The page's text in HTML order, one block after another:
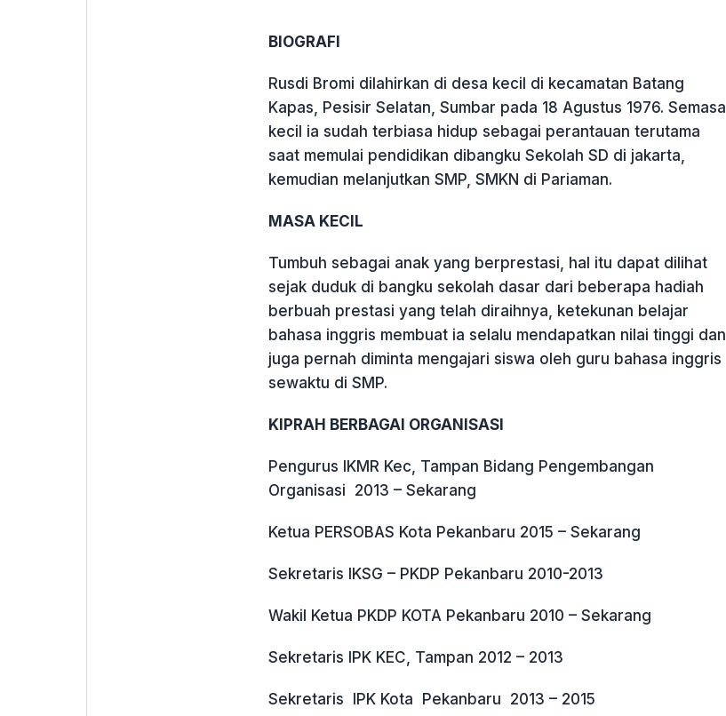
BIOGRAFI
Rusdi Bromi dilahirkan di desa kecil di kecamatan Batang
Kapas, Pesisir Selatan, Sumbar pada 18 Agustus 1976. Semasa
kecil ia sudah terbiasa hidup sebagai perantauan terutama
saat memulai pendidikan dibangku Sekolah SD di jakarta,
kemudian melanjutkan SMP, SMKN di Pariaman.
MASA KECIL
Tumbuh sebagai anak yang berprestasi, hal itu dapat dilihat
sejak duduk di bangku sekolah dasar dari beberapa hadiah
berbuah prestasi yang telah diraihnya, ketekunan belajar
bahasa inggris membuat ia selalu mendapatkan nilai tinggi dan
juga pernah diminta mengajari siswa oleh guru bahasa inggris
sewaktu di SMP.
KIPRAH BERBAGAI ORGANISASI
Pengurus IKMR Kec, Tampan Bidang Pengembangan
Organisasi 2013 – Sekarang
Ketua PERSOBAS Kota Pekanbaru 2015 – Sekarang
Sekretaris IKSG – PKDP Pekanbaru 2010-2013
Wakil Ketua PKDP KOTA Pekanbaru 2010 – Sekarang
Sekretaris IPK KEC, Tampan 2012 – 2013
Sekretaris IPK Kota Pekanbaru 2013 – 2015